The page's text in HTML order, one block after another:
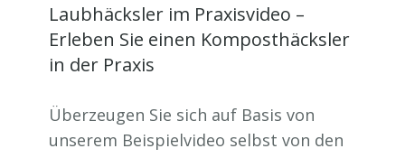
Laubhäcksler im Praxisvideo –
Erleben Sie einen Komposthäcksler
in der Praxis
Überzeugen Sie sich auf Basis von
unserem Beispielvideo selbst von den